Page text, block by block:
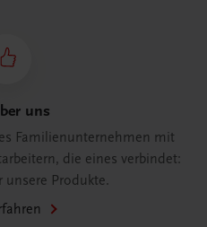
uns
Familienunternehmen mit
die eines verbindet:
unsere Produkte.